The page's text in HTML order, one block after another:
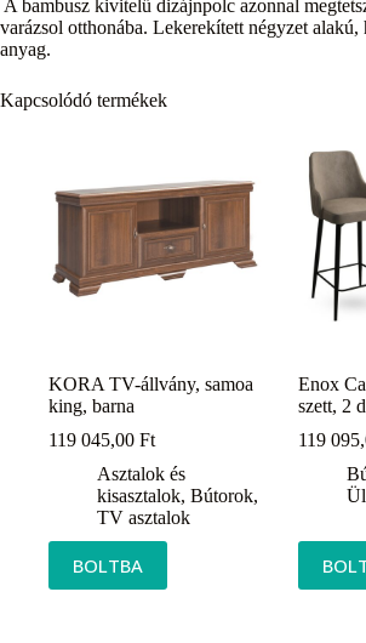
A bambusz kivitelű dizájnpolc azonnal
varázsol otthonába. Lekerekített négyzet
anyag.
Kapcsolódó termékek
KORA TV-állvány, samoa
king, barna
119 045,00 Ft
Asztalok és
kisasztalok, Bútorok,
TV asztalok
BOLTBA
Enox
szett, 2
119